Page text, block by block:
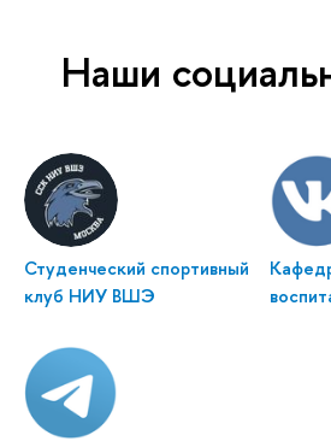
Наши
Студенческий спортивный
клуб НИУ ВШЭ